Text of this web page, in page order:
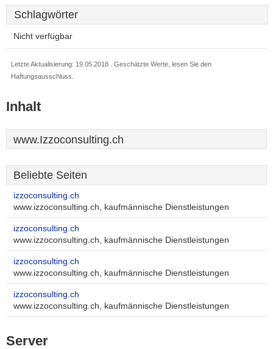
Schlagwörter
Nicht verfügbar
Letzte Aktualisierung: 19.05.2018 . Geschätzte Werte, lesen Sie den
Haftungsausschluss.
Inhalt
www.Izzoconsulting.ch
Beliebte Seiten
izzoconsulting.ch
www.izzoconsulting.ch, kaufmännische Dienstleistungen
izzoconsulting.ch
www.izzoconsulting.ch, kaufmännische Dienstleistungen
izzoconsulting.ch
www.izzoconsulting.ch, kaufmännische Dienstleistungen
izzoconsulting.ch
www.izzoconsulting.ch, kaufmännische Dienstleistungen
Server